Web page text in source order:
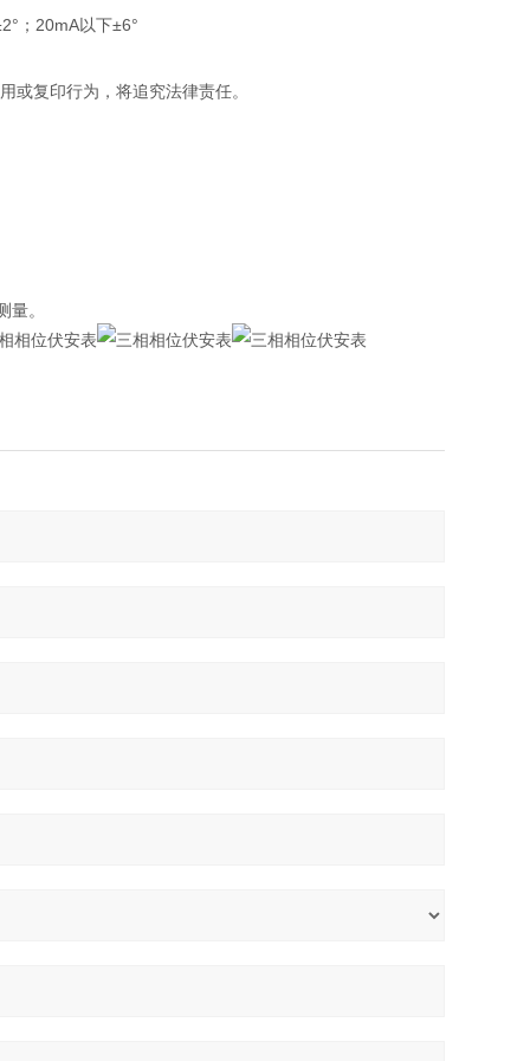
；20mA以下±6°
或复印行为，将追究法律责任。
。